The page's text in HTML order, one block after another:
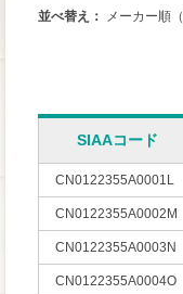
並べ替え： メーカー順（
SIAAコード
CN0122355A0001L
CN0122355A0002M
CN0122355A0003N
CN0122355A0004O